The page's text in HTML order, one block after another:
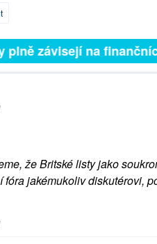
závisejí na finančních
že Britské listy jako
fóra jakémukoliv diskutérovi,